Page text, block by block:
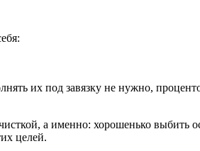
их под завязку не нужно,
а именно: хорошенько выбить
целей.